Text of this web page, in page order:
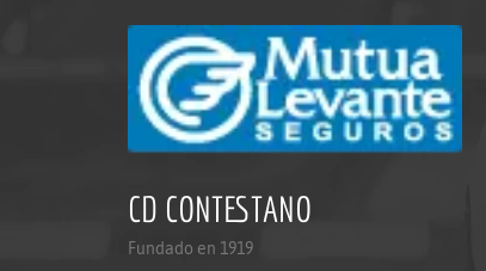
CD CONTESTANO
Fundado en 1919